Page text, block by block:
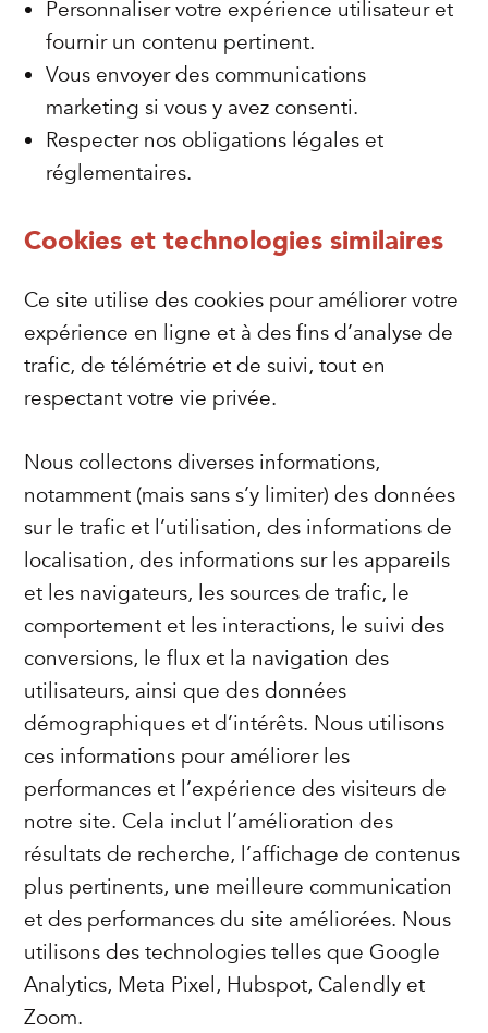
Personnaliser votre expérience utilisateur et
fournir un contenu pertinent.
Vous envoyer des communications
marketing si vous y avez consenti.
Respecter nos obligations légales et
réglementaires.
Cookies et technologies similaires
Ce site utilise des cookies pour améliorer votre
expérience en ligne et à des fins d’analyse de
trafic, de télémétrie et de suivi, tout en
respectant votre vie privée.
Nous collectons diverses informations,
notamment (mais sans s’y limiter) des données
sur le trafic et l’utilisation, des informations de
localisation, des informations sur les appareils
et les navigateurs, les sources de trafic, le
comportement et les interactions, le suivi des
conversions, le flux et la navigation des
utilisateurs, ainsi que des données
démographiques et d’intérêts. Nous utilisons
ces informations pour améliorer les
performances et l’expérience des visiteurs de
notre site. Cela inclut l’amélioration des
résultats de recherche, l’affichage de contenus
plus pertinents, une meilleure communication
et des performances du site améliorées. Nous
utilisons des technologies telles que Google
Analytics, Meta Pixel, Hubspot, Calendly et
Zoom.